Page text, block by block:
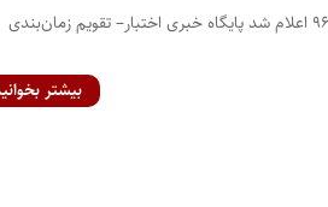
زمان و محل برگزاری آزمون زبان MSRT در نیمه دوم سال ۹۶ اعلام شد پایگاه خبری اختبار– تقویم زمان‌بندی
بیشتر